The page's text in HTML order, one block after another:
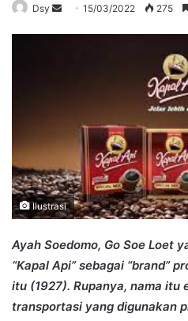
Dsy
Send15/03/2022 275
Ilustrasi
Ayah Soedomo, Go Soe Loet
“Kapal Api” sebagai “brand”
itu (1927). Rupanya, nama itu
transportasi yang digunakan